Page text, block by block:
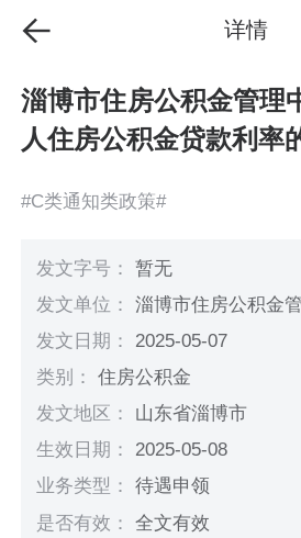
详情
淄博市住房公积金管理
人住房公积金贷款利率
#C类通知类政策#
发文字号：暂无
发文单位：淄博市住房公积金
发文日期： 2025-05-07
类别：住房公积金
发文地区： 山东省淄博市
生效日期： 2025-05-08
业务类型：待遇申领
是否有效：全文有效